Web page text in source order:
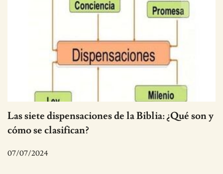
Las siete dispensaciones de la Biblia: ¿Qué son y
cómo se clasifican?
07/07/2024